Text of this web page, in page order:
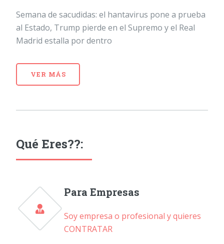
Semana de sacudidas: el hantavirus pone a prueba
al Estado, Trump pierde en el Supremo y el Real
Madrid estalla por dentro
VER MÁS
Qué Eres??:
Para Empresas
Soy empresa o profesional y quieres
CONTRATAR